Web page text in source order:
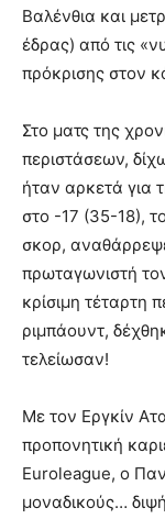
Βαλένθια και
έδρας) από τις
πρόκρισης στον
Στο ματς της
περιστάσεων,
ήταν αρκετά για
στο -17 (35-18),
σκορ,
πρωταγωνιστή
κρίσιμη τέταρτη
ριμπάουντ,
τελείωσαν!
Με τον Εργκίν
προπονητική
Euroleague, ο
μοναδικούς…